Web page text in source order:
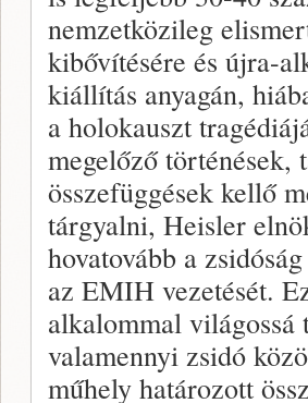
nemzetközileg
kibővítésére és újra-
kiállítás anyagán,
a holokauszt
megelőző történések,
összefüggések kellő
tárgyalni, Heisler
hovatovább a
az EMIH vezetését.
alkalommal világossá
valamennyi zsidó
műhely határozott